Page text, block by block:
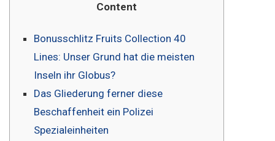
Content
Bonusschlitz Fruits Collection 40
Lines: Unser Grund hat die meisten
Inseln ihr Globus?
Das Gliederung ferner diese
Beschaffenheit ein Polizei
Spezialeinheiten